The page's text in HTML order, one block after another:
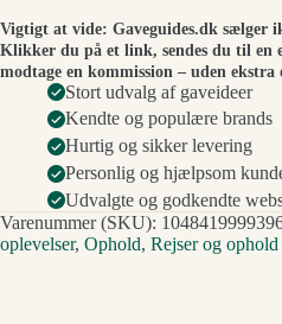
Vigtigt at vide: Gaveguides.dk sælger
Klikker du på et link, sendes du til en
modtage en kommission – uden
Stort udvalg af gaveideer
Kendte og populære brands
Hurtig og sikker levering
Personlig og hjælpsom
Udvalgte og godkendte
Varenummer (SKU):
oplevelser, Ophold, Rejser og ophold